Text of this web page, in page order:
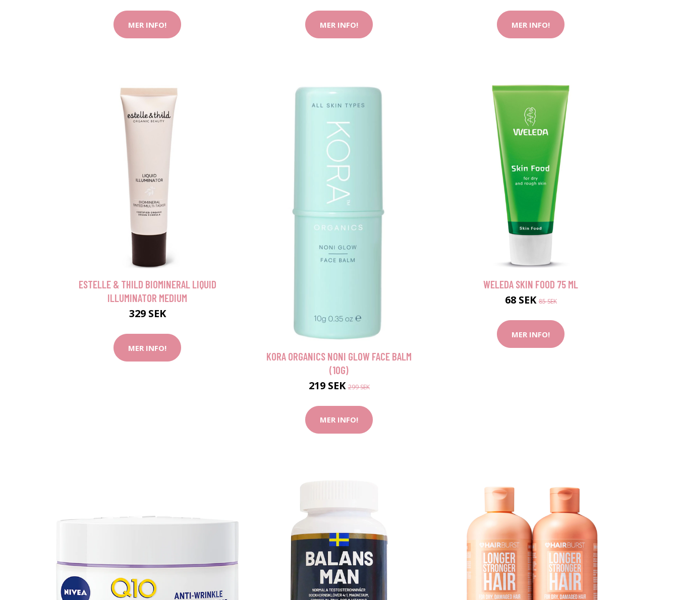
MER INFO! MER INFO! MER INFO!
ESTELLE & THILD BIOMINERAL LIQUID
ILLUMINATOR MEDIUM
329 SEK
MER INFO!
KORA ORGANICS NONI GLOW FACE BALM
(10G)
219 SEK299 SEK
MER INFO!
WELEDA SKIN FOOD 75 ML
68 SEK85 SEK
MER INFO!